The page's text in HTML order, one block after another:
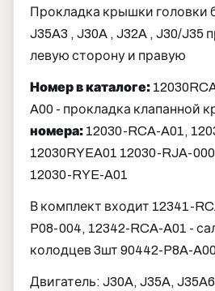
Прокладка крышки головки
J35A3 , J30A , J32A , J30/J35
левую сторону и правую
Номер в каталоге:
A00 - прокладка клапанной
номера: 12030-RCA-A01,
12030RYEA01 12030-RJA-
12030-RYE-A01
В комплект входит 12341-
P08-004, 12342-RCA-A01 -
колодцев 3шт 90442-P8A-
Двигатель: J30A, J35A,